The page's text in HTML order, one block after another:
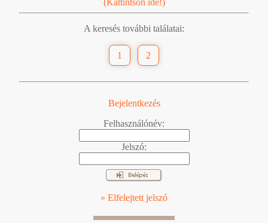
A keresés további találatai:
1 2
Bejelentkezés
Felhasználónév:
Jelszó:
» Elfelejtett jelszó